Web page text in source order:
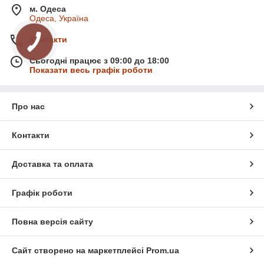
м. Одеса
Одеса, Україна
Контакти
Сьогодні працює з 09:00 до 18:00
Показати весь графік роботи
Про нас
Контакти
Доставка та оплата
Графік роботи
Повна версія сайту
Сайт створено на маркетплейсі Prom.ua